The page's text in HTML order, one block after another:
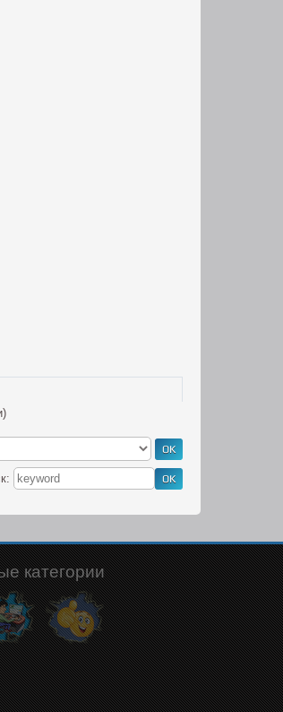
категории